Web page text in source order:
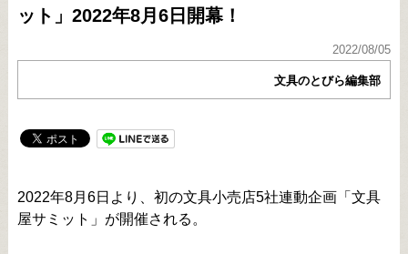
ット」2022年8月6日開幕！
2022/08/05
文具のとびら編集部
2022年8月6日より、初の文具小売店5社連動企画「文具
屋サミット」が開催される。